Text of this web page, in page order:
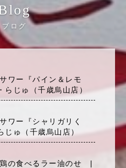
ブログ
ワー『パイン＆レモ
じゅ（千歳烏山店）
ワー『シャリガリく
じゅ（千歳烏山店）
の食べるラー油のせ |